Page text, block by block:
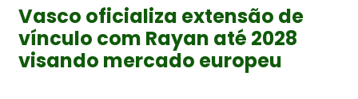
Vasco oficializa extensão de
vínculo com Rayan até 2028
visando mercado europeu